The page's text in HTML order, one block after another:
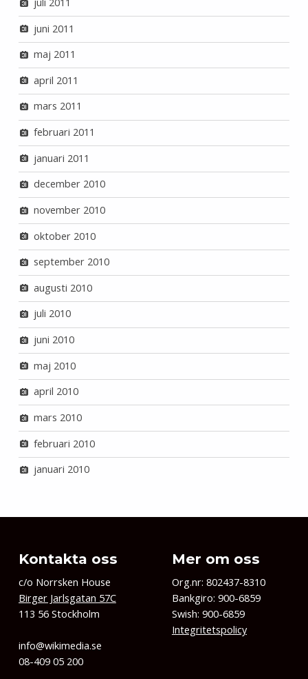
juni 2011
maj 2011
april 2011
mars 2011
februari 2011
januari 2011
december 2010
november 2010
oktober 2010
september 2010
augusti 2010
juli 2010
juni 2010
maj 2010
april 2010
mars 2010
februari 2010
januari 2010
Kontakta oss
c/o Norrsken House
Birger Jarlsgatan 57C
113 56 Stockholm
info@wikimedia.se
08-409 05 200
Mer om oss
Org.nr: 802437-8310
Bankgiro: 900-6859
Swish: 900-6859
Integritetspolicy